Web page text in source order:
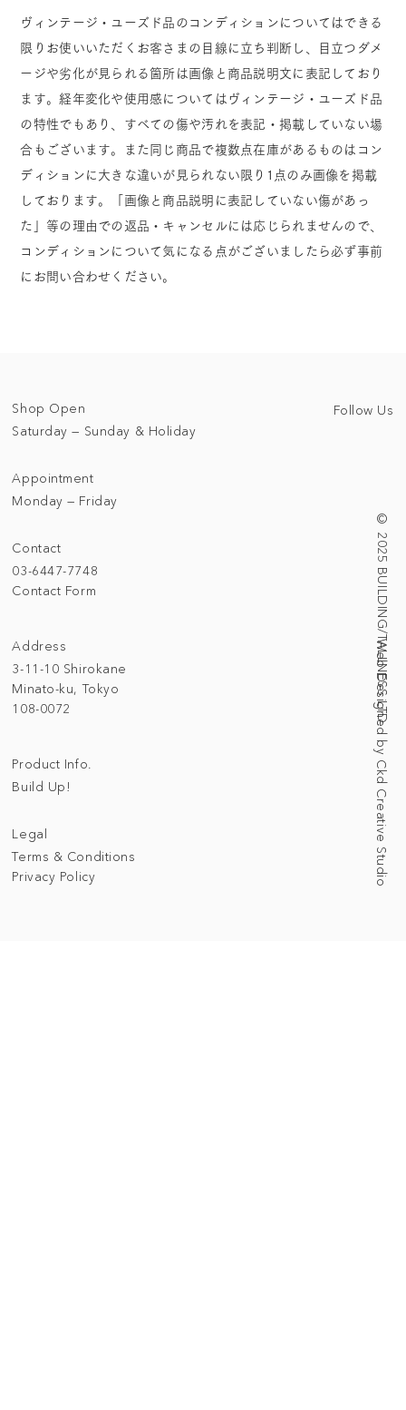
ヴィンテージ・ユーズド品のコンディションについてはできる
限りお使いいただくお客さまの目線に立ち判断し、目立つダメ
ージや劣化が見られる箇所は画像と商品説明文に表記しており
ます。経年変化や使用感についてはヴィンテージ・ユーズド品
の特性でもあり、すべての傷や汚れを表記・掲載していない場
合もございます。また同じ商品で複数点在庫があるものはコン
ディションに大きな違いが見られない限り1点のみ画像を掲載
しております。「画像と商品説明に表記していない傷があっ
た」等の理由での返品・キャンセルには応じられませんので、
コンディションについて気になる点がございましたら必ず事前
にお問い合わせください。
Address
3-11-10 Shirokane
Minato-ku, Tokyo
108-0072
© 2025 BUILDING/TALLNESS LTD.
Web Designed by Ckd Creative Studio
Contact
03-6447-7748
Contact Form
Shop Open
Saturday — Sunday & Holiday
Appointment
Monday — Friday
Legal
Terms & Conditions
Privacy Policy
Product Info.
Build Up!
Follow Us